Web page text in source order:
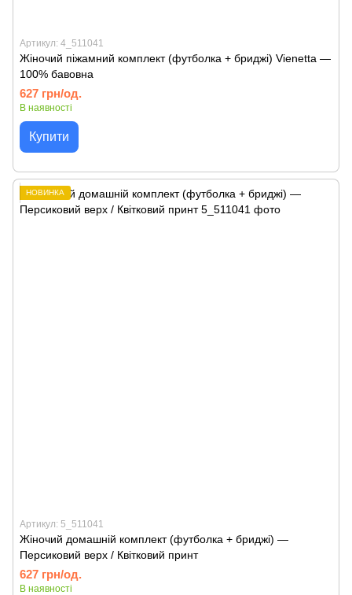
Артикул: 4_511041
Жіночий піжамний комплект (футболка + бриджі) Vienetta —
100% бавовна
627 грн/од.
В наявності
Купити
НОВИНКА
Артикул: 5_511041
Жіночий домашній комплект (футболка + бриджі) —
Персиковий верх / Квітковий принт
627 грн/од.
В наявності